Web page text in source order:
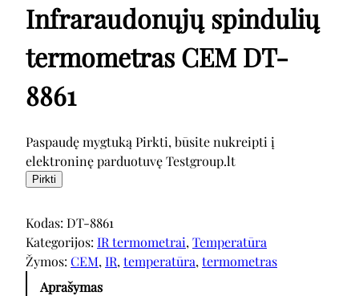
Infraraudonųjų spindulių
termometras CEM DT-
8861
Paspaudę mygtuką Pirkti, būsite nukreipti į
elektroninę parduotuvę Testgroup.lt
Pirkti
Kodas: DT-8861
Kategorijos: IR termometrai, Temperatūra
Žymos: CEM, IR, temperatūra, termometras
Aprašymas